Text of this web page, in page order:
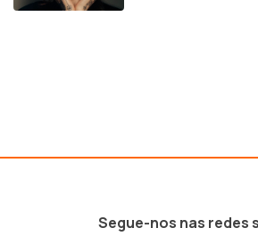
Segue-nos nas redes